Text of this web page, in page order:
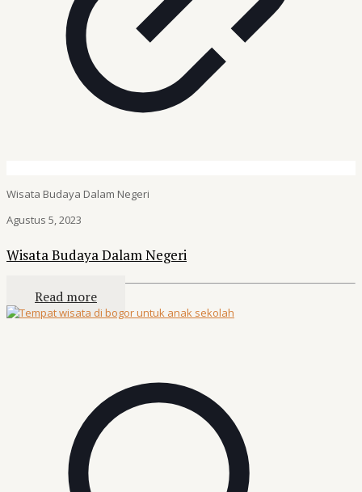
Wisata Budaya Dalam Negeri
Agustus 5, 2023
Wisata Budaya Dalam Negeri
Read more